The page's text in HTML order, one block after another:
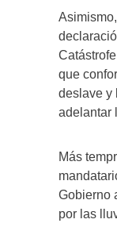
que
deslave y
adelantar
Más
Gobierno
por las